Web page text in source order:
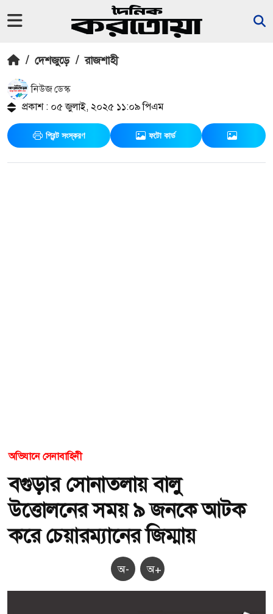
/ দেশজুড়ে / রাজশাহী
নিউজ ডেস্ক
প্রকাশ : ০৫ জুলাই, ২০২৫ ১১:০৯ পিএম
প্রিন্ট সংস্করণ ফটো কার্ড
অভিযানে সেনাবাহিনী
বগুড়ার সোনাতলায় বালু
উত্তোলনের সময় ৯ জনকে আটক
করে চেয়ারম্যানের জিম্মায়
অ- অ+